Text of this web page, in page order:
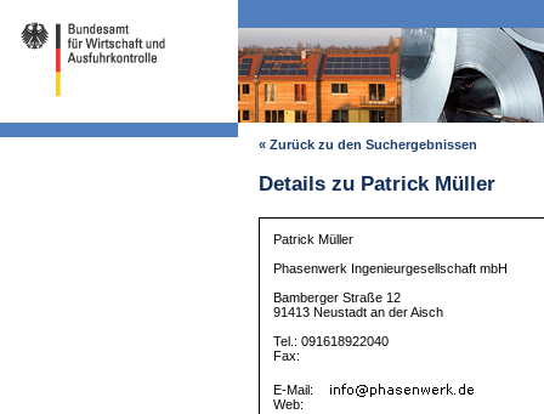
« Zurück zu den Suchergebnissen
Details zu Patrick Müller
Patrick Müller
Phasenwerk Ingenieurgesellschaft mbH
Bamberger Straße 12
91413 Neustadt an der Aisch
Tel.: 091618922040
Fax:
E-Mail:
Web: